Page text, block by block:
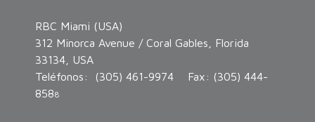
RBC Miami (USA)
312 Minorca Avenue / Coral Gables, Florida
33134, USA
Teléfonos: (305) 461-9974 Fax: (305) 444-
8588